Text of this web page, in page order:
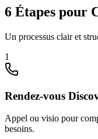
6 Étapes pour
Un processus clair et
1
Rendez-vous
Appel ou visio pour
besoins.